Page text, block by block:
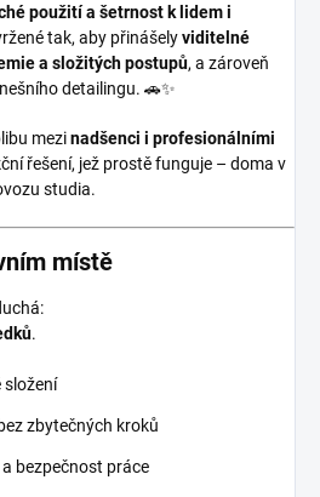
použití a šetrnost k lidem i
tak, aby přinášelyviditelné
a složitých postupů, a zároveň
detailingu. 🚗✨
mezinadšenci i profesionálními
řešení, jež prostě funguje – doma v
studia.
místě
.
složení
zbytečných kroků
bezpečnost práce